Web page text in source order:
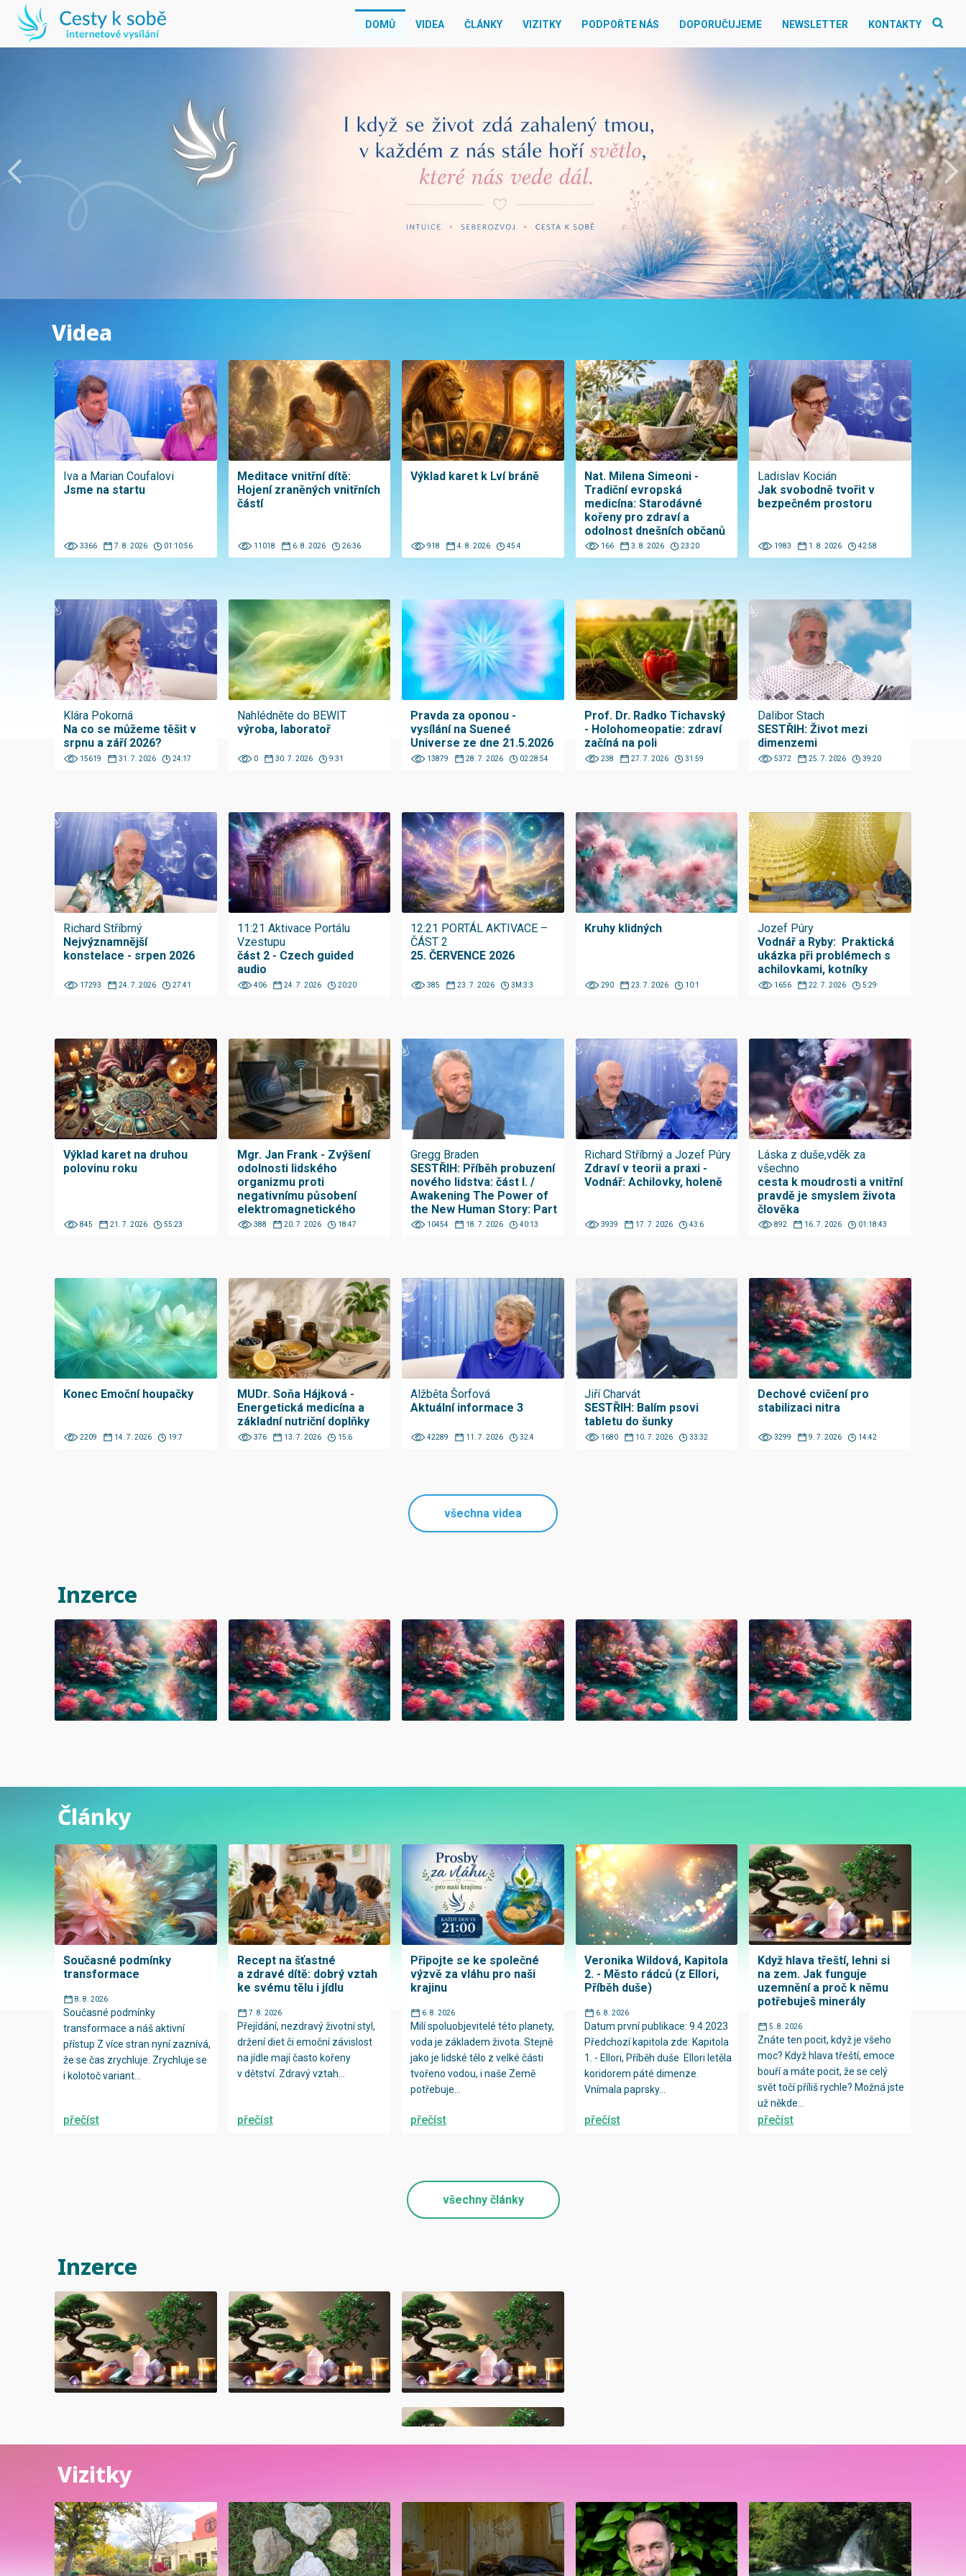
DOMŮ VIDEA ČLÁNKY VIZITKY PODPOŘTE NÁS DOPORUČUJEME NEWSLETTER KONTAKTY
Videa
Iva a Marian Coufalovi
Jsme na startu
3366 7. 8. 2026 01:10:56
Meditace vnitřní dítě:
Hojení zraněných vnitřních
částí
11018 6. 8. 2026 26:36
Výklad karet k Lví bráně
918 4. 8. 2026 45:4
Nat. Milena Simeoni -
Tradiční evropská
medicína: Starodávné
kořeny pro zdraví a
odolnost dnešních občanů
166 3. 8. 2026 23:20
Ladislav Kocián
Jak svobodně tvořit v
bezpečném prostoru
1983 1. 8. 2026 42:58
Klára Pokorná
Na co se můžeme těšit v
srpnu a září 2026?
15619 31. 7. 2026 24:17
Nahlédněte do BEWIT
výroba, laboratoř
0 30. 7. 2026 9:31
Pravda za oponou -
vysílání na Sueneé
Universe ze dne 21.5.2026
13879 28. 7. 2026 02:28:54
Prof. Dr. Radko Tichavský
- Holohomeopatie: zdraví
začíná na poli
238 27. 7. 2026 31:59
Dalibor Stach
SESTŘIH: Život mezi
dimenzemi
5372 25. 7. 2026 39:20
Richard Stříbrný
Nejvýznamnější
konstelace - srpen 2026
17293 24. 7. 2026 27:41
11:21 Aktivace Portálu
Vzestupu
část 2 - Czech guided
audio
406 24. 7. 2026 20:20
12:21 PORTÁL AKTIVACE –
ČÁST 2
25. ČERVENCE 2026
385 23. 7. 2026 3M:3:3
Kruhy klidných
290 23. 7. 2026 10:1
Jozef Púry
Vodnář a Ryby: Praktická
ukázka při problémech s
achilovkami, kotníky
1656 22. 7. 2026 5:29
Výklad karet na druhou
polovinu roku
845 21. 7. 2026 55:23
Mgr. Jan Frank - Zvýšení
odolnosti lidského
organizmu proti
negativnímu působení
elektromagnetického
smogu pomocí
388 20. 7. 2026 18:47
Gregg Braden
SESTŘIH: Příběh probuzení
nového lidstva: část I. /
Awakening The Power of
the New Human Story: Part
I
10454 18. 7. 2026 40:13
Richard Stříbrný a Jozef Púry
Zdraví v teorii a praxi -
Vodnář: Achilovky, holeně
3939 17. 7. 2026 43:6
Láska z duše,vděk za
všechno
cesta k moudrosti a vnitřní
pravdě je smyslem života
člověka
892 16. 7. 2026 01:18:43
Konec Emoční houpačky
2209 14. 7. 2026 19:7
MUDr. Soňa Hájková -
Energetická medicína a
základní nutriční doplňky
376 13. 7. 2026 15:6
Alžběta Šorfová
Aktuální informace 3
42289 11. 7. 2026 32:4
Jiří Charvát
SESTŘIH: Balím psovi
tabletu do šunky
1680 10. 7. 2026 33:32
Dechové cvičení pro
stabilizaci nitra
3299 9. 7. 2026 14:42
všechna videa
Inzerce
Články
Současné podmínky
transformace
8. 8. 2026
Současné podmínky
transformace a náš aktivní
přístup Z více stran nyní zaznívá,
že se čas zrychluje. Zrychluje se
i kolotoč variant...
přečíst
Recept na šťastné
a zdravé dítě: dobrý vztah
ke svému tělu i jídlu
7. 8. 2026
Přejídání, nezdravý životní styl,
držení diet či emoční závislost
na jídle mají často kořeny
v dětství. Zdravý vztah...
přečíst
Připojte se ke společné
výzvě za vláhu pro naši
krajinu
6. 8. 2026
Milí spoluobjevitelé této planety,
voda je základem života. Stejně
jako je lidské tělo z velké části
tvořeno vodou, i naše Země
potřebuje...
přečíst
Veronika Wildová, Kapitola
2. - Město rádců (z Ellori,
Příběh duše)
6. 8. 2026
Datum první publikace: 9.4.2023
Předchozí kapitola zde: Kapitola
1. - Ellori, Příběh duše Ellori letěla
koridorem páté dimenze.
Vnímala paprsky...
přečíst
Když hlava třeští, lehni si
na zem. Jak funguje
uzemnění a proč k němu
potřebuješ minerály
5. 8. 2026
Znáte ten pocit, když je všeho
moc? Když hlava třeští, emoce
bouří a máte pocit, že se celý
svět točí příliš rychle? Možná jste
už někde...
přečíst
všechny články
Inzerce
Vizitky